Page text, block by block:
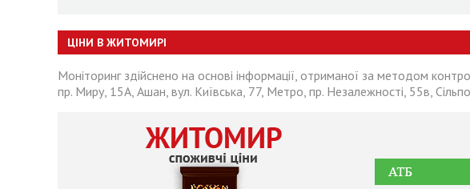
ЦІНИ В ЖИТОМИРІ
Моніторинг здійснено на основі інформації, отриманої за методом
пр. Миру, 15А, Ашан, вул. Київська, 77, Метро, пр. Незалежності, 55в,